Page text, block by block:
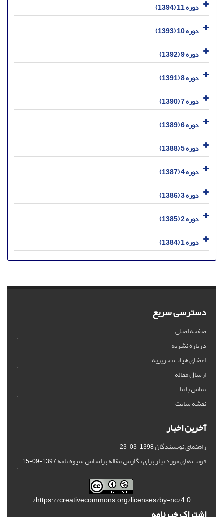
دوره 11 (1394)
دوره 10 (1393)
دوره 9 (1392)
دوره 8 (1391)
دوره 7 (1390)
دوره 6 (1389)
دوره 5 (1388)
دوره 4 (1387)
دوره 3 (1386)
دوره 2 (1385)
دوره 1 (1384)
دسترسی سریع
صفحه اصلی
درباره نشریه
اعضای هیات تحریریه
ارسال مقاله
تماس با ما
نقشه سایت
آخرین اخبار
راهنمای نویسندگان1398-03-23
فونت های مورد نیاز برای نگارش مقاله براساس شیوه نامه1397-09-15
https://creativecommons.org/licenses/by-nc/4.0/